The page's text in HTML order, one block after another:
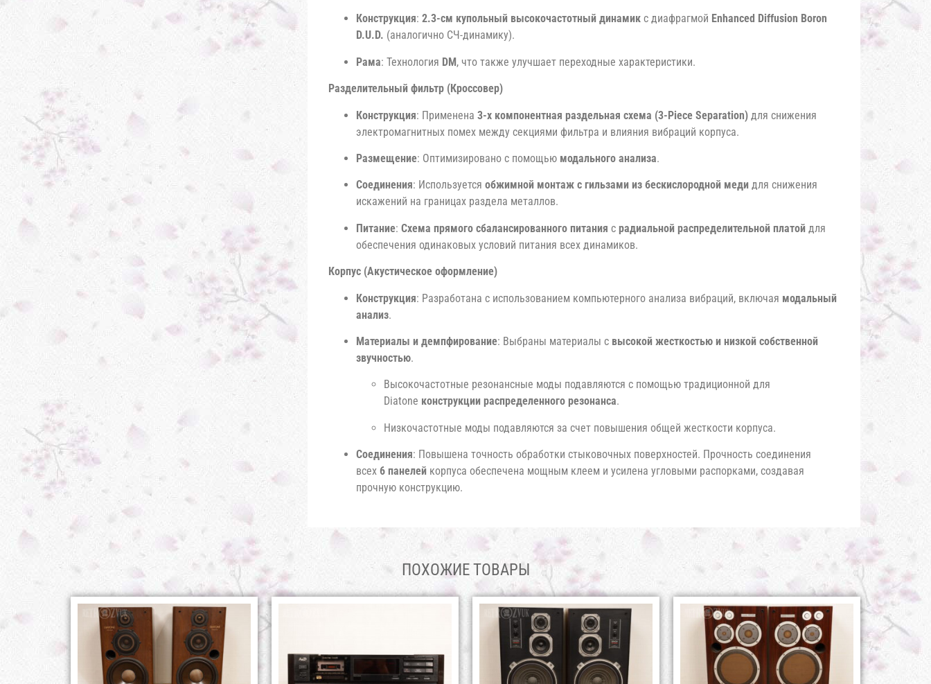
Конструкция: 2.3-см купольный высокочастотный динамик с диафрагмой Enhanced Diffusion Boron
D.U.D. (аналогично СЧ-динамику).
Рама: Технология DM, что также улучшает переходные характеристики.
Разделительный фильтр (Кроссовер)
Конструкция: Применена 3-х компонентная раздельная схема (3-Piece Separation) для снижения
электромагнитных помех между секциями фильтра и влияния вибраций корпуса.
Размещение: Оптимизировано с помощью модального анализа.
Соединения: Используется обжимной монтаж с гильзами из бескислородной меди для снижения
искажений на границах раздела металлов.
Питание: Схема прямого сбалансированного питания с радиальной распределительной платой для
обеспечения одинаковых условий питания всех динамиков.
Корпус (Акустическое оформление)
Конструкция: Разработана с использованием компьютерного анализа вибраций, включая модальный
анализ.
Материалы и демпфирование: Выбраны материалы с высокой жесткостью и низкой собственной
звучностью.
Высокочастотные резонансные моды подавляются с помощью традиционной для
Diatone конструкции распределенного резонанса.
Низкочастотные моды подавляются за счет повышения общей жесткости корпуса.
Соединения: Повышена точность обработки стыковочных поверхностей. Прочность соединения
всех 6 панелей корпуса обеспечена мощным клеем и усилена угловыми распорками, создавая
прочную конструкцию.
ПОХОЖИЕ ТОВАРЫ